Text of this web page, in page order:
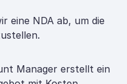
eine NDA ab, um die
Manager erstellt ein